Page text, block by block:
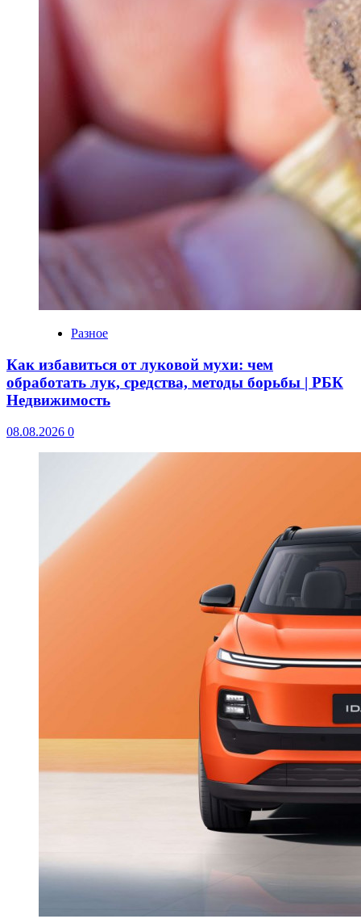
Разное
Как избавиться от луковой мухи: чем
обработать лук, средства, методы борьбы | РБК
Недвижимость
08.08.2026 0